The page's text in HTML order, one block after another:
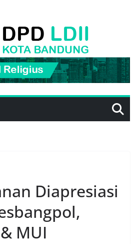
Diapresiasi
MUI